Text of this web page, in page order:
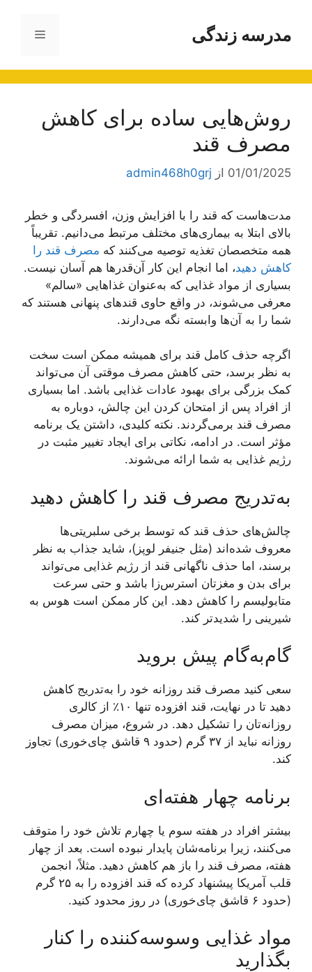
محتوامدرسه زندگی فهرست
روش‌هایی ساده برای کاهش
مصرف قند
01/01/2025 از admin468h0grj
مدت‌هاست که قند را با افزایش وزن، افسردگی و خطر
بالای ابتلا به بیماری‌های مختلف مرتبط می‌دانیم. تقریباً
همه متخصصان تغذیه توصیه می‌کنند که مصرف قند را
کاهش دهید، اما انجام این کار آن‌قدر‌ها هم آسان نیست.
بسیاری از مواد غذایی که به‌عنوان غذا‌هایی «سالم»
معرفی می‌شوند، در واقع حاوی قند‌های پنهانی هستند که
شما را به آن‌ها وابسته نگه می‌دارند.
اگرچه حذف کامل قند برای همیشه ممکن است سخت
به نظر برسد، حتی کاهش مصرف موقتی آن می‌تواند
کمک بزرگی برای بهبود عادات غذایی باشد. اما بسیاری
از افراد پس از امتحان کردن این چالش، دوباره به
مصرف قند برمی‌گردند. نکته کلیدی، داشتن یک برنامه
مؤثر است. در ادامه، نکاتی برای ایجاد تغییر مثبت در
رژیم غذایی به شما ارائه می‌شوند.
به‌تدریج مصرف قند را کاهش دهید
چالش‌های حذف قند که توسط برخی سلبریتی‌ها
معروف شده‌اند (مثل جنیفر لوپز)، شاید جذاب به نظر
برسند، اما حذف ناگهانی قند از رژیم غذایی می‌تواند
برای بدن و مغزتان استرس‌زا باشد و حتی سرعت
متابولیسم را کاهش دهد. این کار ممکن است هوس به
شیرینی را شدیدتر کند.
گام‌به‌گام پیش بروید
سعی کنید مصرف قند روزانه خود را به‌تدریج کاهش
دهید تا در نهایت، قند افزوده تنها ۱۰٪ از کالری
روزانه‌تان را تشکیل دهد. در شروع، میزان مصرف
روزانه نباید از ۳۷ گرم (حدود ۹ قاشق چای‌خوری) تجاوز
کند.
برنامه چهار هفته‌ای
بیشتر افراد در هفته سوم یا چهارم تلاش خود را متوقف
می‌کنند، زیرا برنامه‌شان پایدار نبوده است. بعد از چهار
هفته، مصرف قند را باز هم کاهش دهید. مثلاً، انجمن
قلب آمریکا پیشنهاد کرده که قند افزوده را به ۲۵ گرم
(حدود ۶ قاشق چای‌خوری) در روز محدود کنید.
مواد غذایی وسوسه‌کننده را کنار
بگذارید